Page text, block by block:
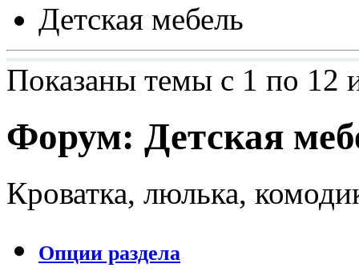
Детская мебель
Показаны темы с 1 по 12
Форум: Детская
Кроватка, люлька,
Опции раздела